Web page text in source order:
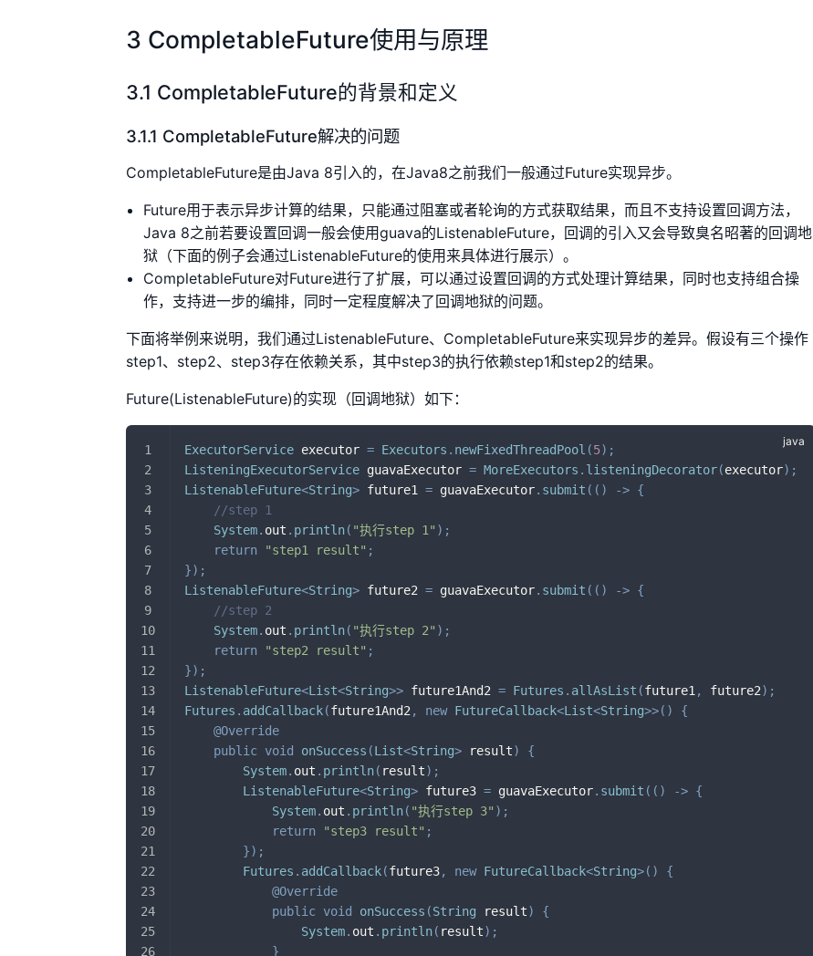
3 CompletableFuture使用与原理
3.1 CompletableFuture的背景和定义
3.1.1 CompletableFuture解决的问题
CompletableFuture是由Java 8引入的，在Java8之前我们一般通过Future实现异步。
Future用于表示异步计算的结果，只能通过阻塞或者轮询的方式获取结果，而且不支持设置回调方法，
Java 8之前若要设置回调一般会使用guava的ListenableFuture，回调的引入又会导致臭名昭著的回调地
狱（下面的例子会通过ListenableFuture的使用来具体进行展示）。
CompletableFuture对Future进行了扩展，可以通过设置回调的方式处理计算结果，同时也支持组合操
作，支持进一步的编排，同时一定程度解决了回调地狱的问题。
下面将举例来说明，我们通过ListenableFuture、CompletableFuture来实现异步的差异。假设有三个操作
step1、step2、step3存在依赖关系，其中step3的执行依赖step1和step2的结果。
Future(ListenableFuture)的实现（回调地狱）如下：
ExecutorService executor = Executors . newFixedThreadPool (5) ;
ListeningExecutorService guavaExecutor = MoreExecutors . listeningDecorator(executor) ;
ListenableFuture<String> future1 = guavaExecutor. submit ( ( ) -> {
//step 1
System. out . println( "执行step 1" ) ;
return
"step1 result" ;
}) ;
ListenableFuture<String> future2 = guavaExecutor. submit ( ( ) -> {
//step 2
System. out . println( "执行step 2" ) ;
return
"step2 result" ;
}) ;
ListenableFuture<List<String>> future1And2 = Futures . allAsList (future1, future2) ;
Futures . addCallback(future1And2, new FutureCallback<List<String>>( )
{
@Override
public void onSuccess (List<String> result)
{
System. out . println( result) ;
ListenableFuture<String> future3 = guavaExecutor. submit ( ( ) -> {
System. out . println( "执行step 3" ) ;
return
"step3 result" ;
}) ;
Futures . addCallback(future3, new FutureCallback<String>( )
{
@Override
public void onSuccess (String result)
{
System. out . println( result) ;
}